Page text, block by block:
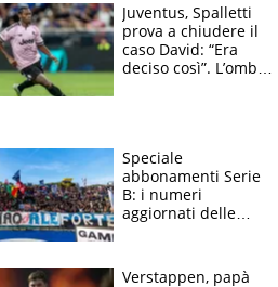
Juventus, Spalletti
prova a chiudere il
caso David: “Era
deciso così”. L’ombra
Speciale
abbonamenti Serie
B: i numeri
aggiornati delle
Verstappen, papà